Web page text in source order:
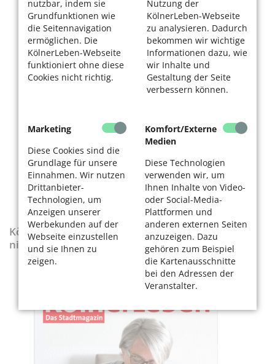
nutzbar, indem sie
Grundfunktionen wie
die Seitennavigation
ermöglichen. Die
KölnerLeben-Webseite
funktioniert ohne diese
Cookies nicht richtig.
Nutzung der
KölnerLeben-Webseite
zu analysieren. Dadurch
bekommen wir wichtige
Informationen dazu, wie
wir Inhalte und
Gestaltung der Seite
verbessern können.
Marketing
Diese Cookies sind die
Grundlage für unsere
Einnahmen. Wir nutzen
Drittanbieter-
Technologien, um
Anzeigen unserer
Werbekunden auf der
Webseite einzustellen
und sie Ihnen zu
zeigen.
Komfort/Externe
Medien
Diese Technologien
verwenden wir, um
Ihnen Inhalte von Video-
oder Social-Media-
Plattformen und
anderen externen Seiten
anzuzeigen. Dazu
gehören zum Beispiel
die Kartenausschnitte
bei den Adressen der
Veranstalter.
KölnerLeben-Sonderausgabe „Wenn die Rente
nicht reicht“